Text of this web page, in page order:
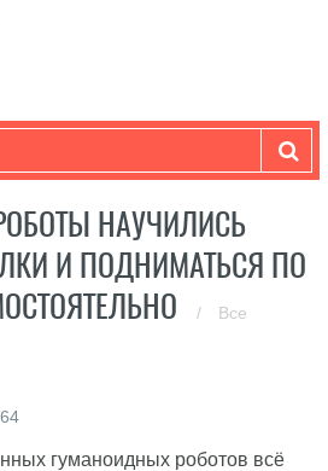
НАУЧИЛИСЬ
И ПОДНИМАТЬСЯ ПО
/ Все
гуманоидных роботов всё